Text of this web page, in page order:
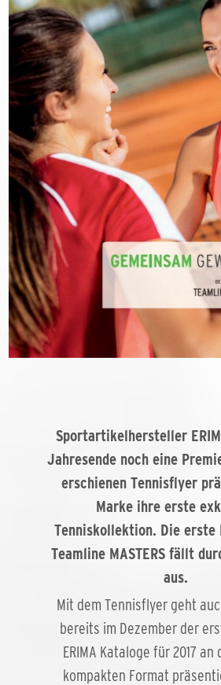
Sportartikelhersteller
Jahresende noch eine
erschienen Tennisflyer
Marke ihre erste
Tenniskollektion. Die erste
Teamline MASTERS fällt
aus.
Mit dem Tennisflyer geht
bereits im Dezember der
ERIMA Kataloge für 2017
kompakten Format